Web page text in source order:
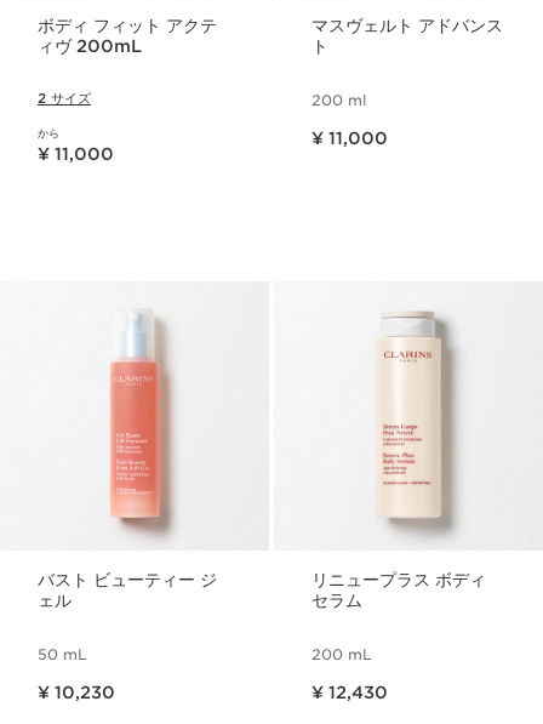
ボディ フィット アクテ
ィヴ 200mL
2 サイズ
から
現在表示中の製品の価格 ¥ 11,000
¥ 11,000
マスヴェルト アドバンス
ト
200 ml
¥ 11,000
バスト ビューティー ジ
ェル
50 mL
¥ 10,230
リニュープラス ボディ
セラム
200 mL
¥ 12,430